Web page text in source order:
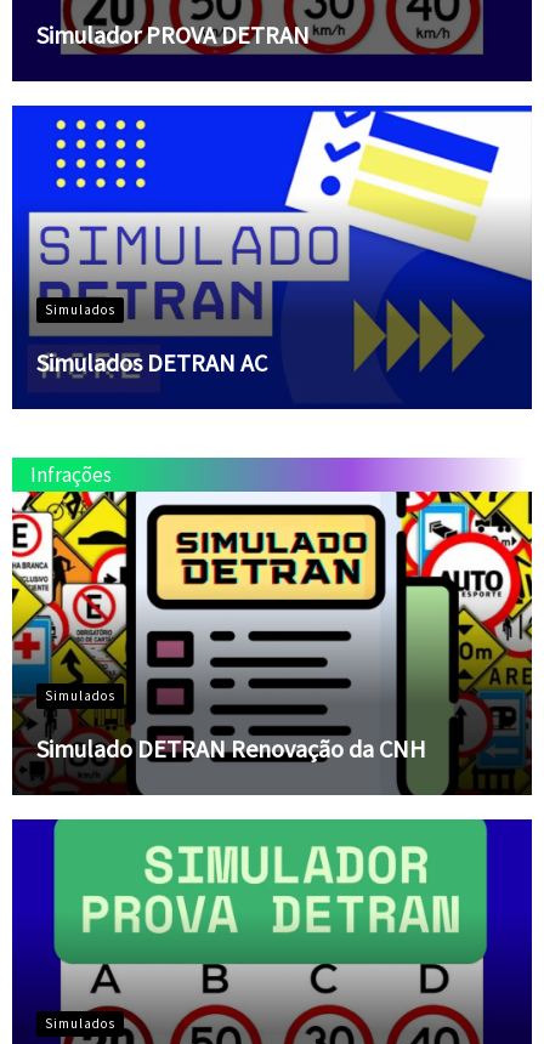
Simulador PROVA DETRAN
Simulados
Simulados DETRAN AC
Infrações
Simulados
Simulado DETRAN Renovação da CNH
Simulados